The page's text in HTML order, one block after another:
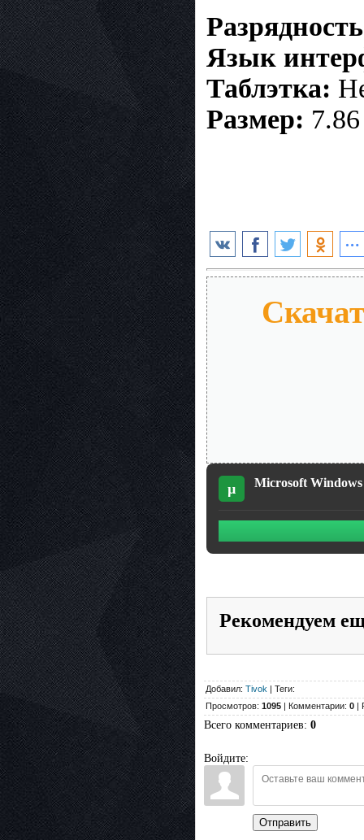
Язык
Таблэтка:
Размер:
µ Microsoft
Рекомендуем
Добавил: Tivok | Теги:
Просмотров: 1095 | Комментарии: 0 |
Всего комментариев: 0
Войдите:
Отправить